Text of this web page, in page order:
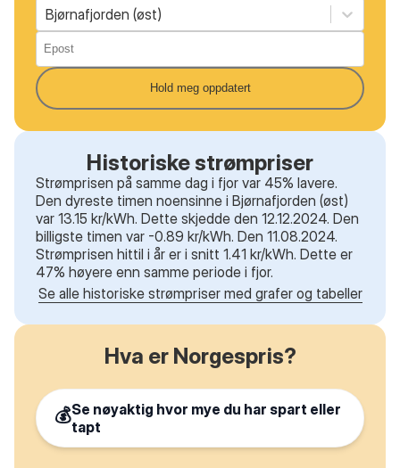
Bjørnafjorden (øst)
Hold meg oppdatert
Historiske strømpriser
Strømprisen på samme dag i fjor var 45% lavere.
Den dyreste timen noensinne i Bjørnafjorden (øst)
var 13.15 kr/kWh. Dette skjedde den 12.12.2024. Den
billigste timen var -0.89 kr/kWh. Den 11.08.2024.
Strømprisen hittil i år er i snitt 1.41 kr/kWh. Dette er
47% høyere enn samme periode i fjor.
Se alle historiske strømpriser med grafer og tabeller
Hva er Norgespris?
💰Se nøyaktig hvor mye du har spart eller
tapt